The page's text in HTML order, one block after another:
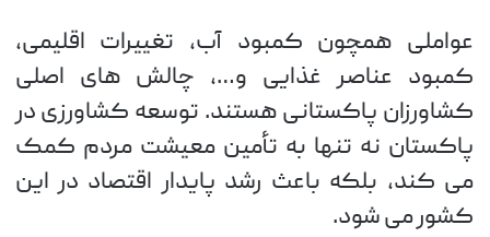
عواملی همچون کمبود آب، تغییرات اقلیمی،
کمبود عناصر غذایی و…، چالش های اصلی
کشاورزان پاکستانی هستند. توسعه کشاورزی در
پاکستان نه تنها به تأمین معیشت مردم کمک
می کند، بلکه باعث رشد پایدار اقتصاد در این
کشور می شود.